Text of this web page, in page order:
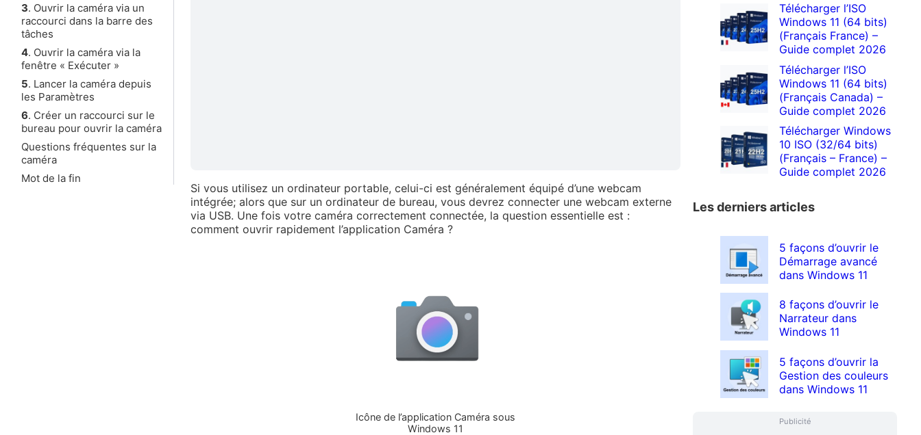
3. Ouvrir la caméra via un
raccourci dans la barre des
tâches
4. Ouvrir la caméra via la
fenêtre « Exécuter »
5. Lancer la caméra depuis
les Paramètres
6. Créer un raccourci sur le
bureau pour ouvrir la caméra
Questions fréquentes sur la
caméra
Mot de la fin
Si vous utilisez un ordinateur portable, celui-ci est généralement équipé d’une webcam
intégrée; alors que sur un ordinateur de bureau, vous devrez connecter une webcam externe
via USB. Une fois votre caméra correctement connectée, la question essentielle est :
comment ouvrir rapidement l’application Caméra ?
Icône de l’application Caméra sous
Windows 11
Télécharger l’ISO
Windows 11 (64 bits)
(Français France) –
Guide complet 2026
Télécharger l’ISO
Windows 11 (64 bits)
(Français Canada) –
Guide complet 2026
Télécharger Windows
10 ISO (32/64 bits)
(Français – France) –
Guide complet 2026
Les derniers articles
5 façons d’ouvrir le
Démarrage avancé
dans Windows 11
8 façons d’ouvrir le
Narrateur dans
Windows 11
5 façons d’ouvrir la
Gestion des couleurs
dans Windows 11
Publicité